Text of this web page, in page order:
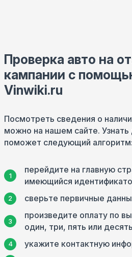
Проверка авто на
кампании с
Vinwiki.ru
Посмотреть сведения о
можно на нашем сайте.
поможет следующий алгоритм:
перейдите на главную
имеющийся
сверьте первичные
произведите оплату по
один, три, пять или
укажите контактную